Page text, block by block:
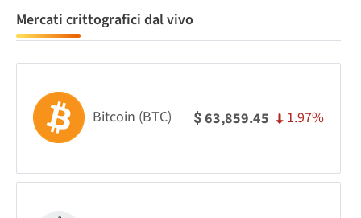
Mercati crittografici dal vivo
Bitcoin (BTC) $63,859.45 1.97%